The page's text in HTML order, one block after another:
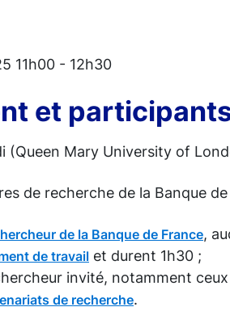
11h00 - 12h30
et
(Queen Mary University of
de recherche de la Banque
de la Banque de France,
de travail et durent 1h30 ;
invité, notamment
de recherche.